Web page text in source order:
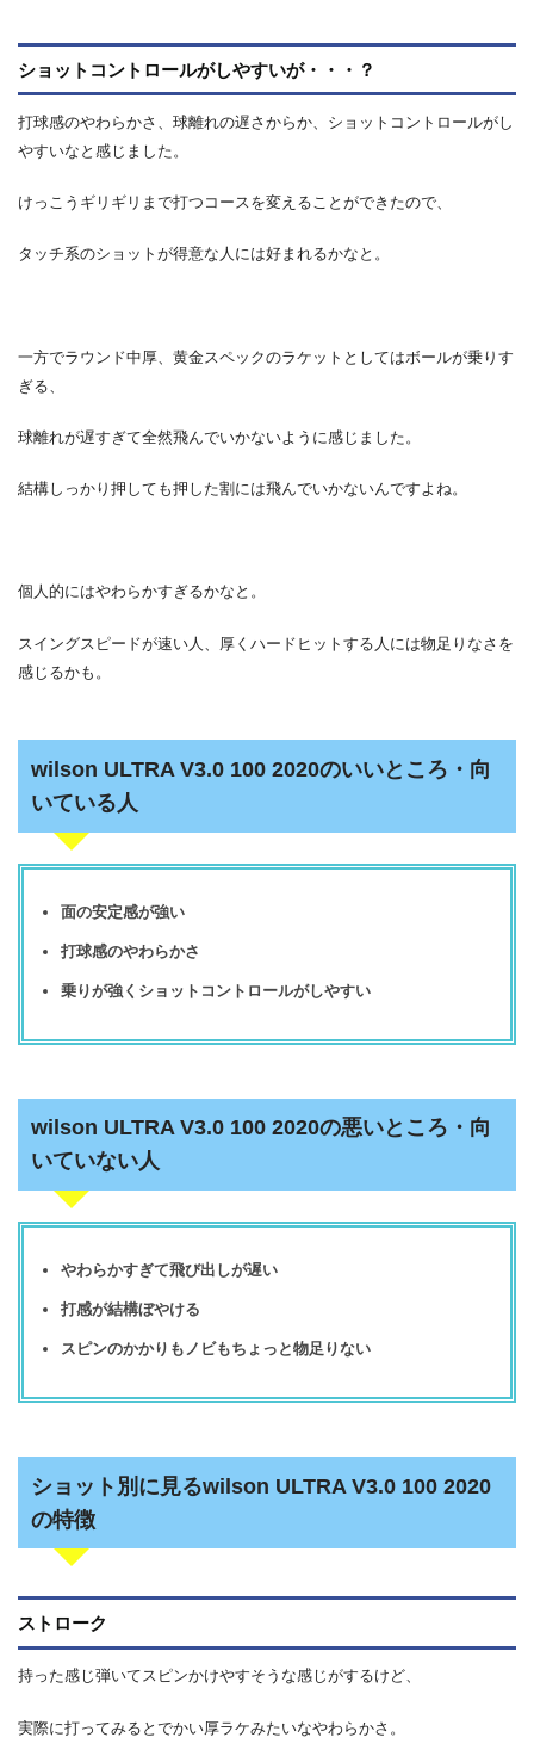
ショットコントロールがしやすいが・・・？
打球感のやわらかさ、球離れの遅さからか、ショットコントロールがし
やすいなと感じました。
けっこうギリギリまで打つコースを変えることができたので、
タッチ系のショットが得意な人には好まれるかなと。
一方でラウンド中厚、黄金スペックのラケットとしてはボールが乗りす
ぎる、
球離れが遅すぎて全然飛んでいかないように感じました。
結構しっかり押しても押した割には飛んでいかないんですよね。
個人的にはやわらかすぎるかなと。
スイングスピードが速い人、厚くハードヒットする人には物足りなさを
感じるかも。
wilson ULTRA V3.0 100 2020のいいところ・向
いている人
面の安定感が強い
打球感のやわらかさ
乗りが強くショットコントロールがしやすい
wilson ULTRA V3.0 100 2020の悪いところ・向
いていない人
やわらかすぎて飛び出しが遅い
打感が結構ぼやける
スピンのかかりもノビもちょっと物足りない
ショット別に見るwilson ULTRA V3.0 100 2020
の特徴
ストローク
持った感じ弾いてスピンかけやすそうな感じがするけど、
実際に打ってみるとでかい厚ラケみたいなやわらかさ。